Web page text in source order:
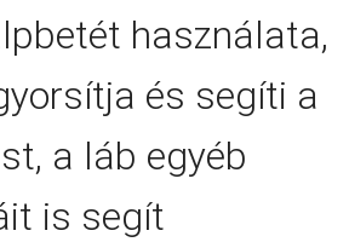
használata,
és segíti a
a láb egyéb
is segít